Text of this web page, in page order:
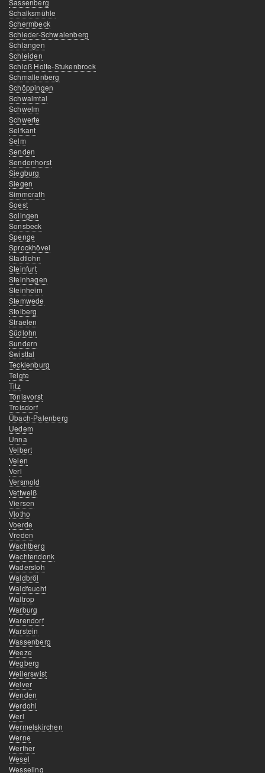
Schalksmühle
Schermbeck
Schieder-Schwalenberg
Schlangen
Schleiden
Schloß Holte-Stukenbrock
Schmallenberg
Schöppingen
Schwalmtal
Schwelm
Schwerte
Selfkant
Selm
Senden
Sendenhorst
Siegburg
Siegen
Simmerath
Soest
Solingen
Sonsbeck
Spenge
Sprockhövel
Stadtlohn
Steinfurt
Steinhagen
Steinheim
Stemwede
Stolberg
Straelen
Südlohn
Sundern
Swisttal
Tecklenburg
Telgte
Titz
Tönisvorst
Troisdorf
Übach-Palenberg
Uedem
Unna
Velbert
Velen
Verl
Versmold
Vettweiß
Viersen
Vlotho
Voerde
Vreden
Wachtberg
Wachtendonk
Wadersloh
Waldbröl
Waldfeucht
Waltrop
Warburg
Warendorf
Warstein
Wassenberg
Weeze
Wegberg
Weilerswist
Welver
Wenden
Werdohl
Werl
Wermelskirchen
Werne
Werther
Wesel
Wesseling